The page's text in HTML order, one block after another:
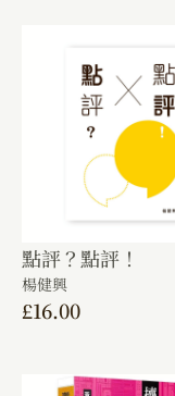
點評？點評！
楊健興
£16.00